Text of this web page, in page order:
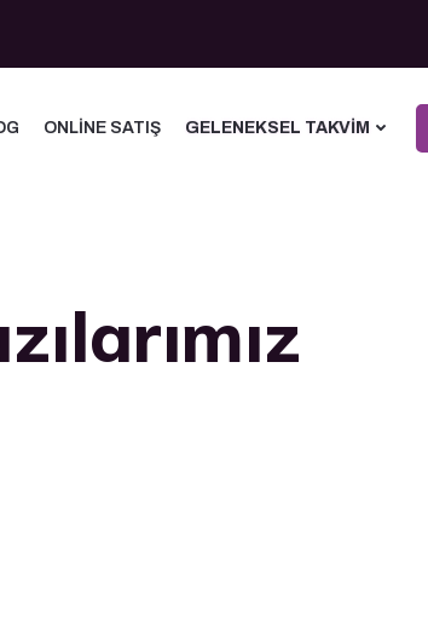
ONLINE SATIŞ GELENEKSEL TAKVIM